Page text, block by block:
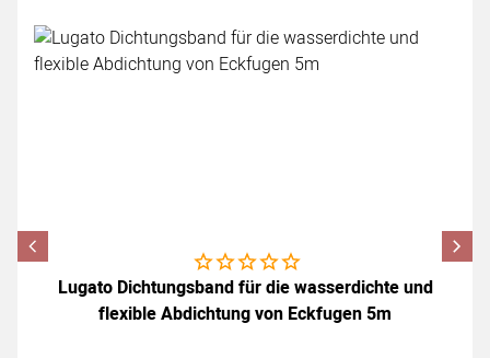
Noch keine Bewertungen abgegeben
Lugato Dichtungsband für die wasserdichte und
flexible Abdichtung von Eckfugen 5m